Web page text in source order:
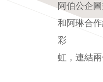
阿伯公企
和阿琳合
彩
虹，連結兩